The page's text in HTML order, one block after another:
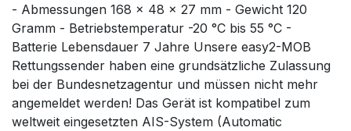
- Abmessungen 168 x 48 x 27 mm - Gewicht 120
Gramm - Betriebstemperatur -20 °C bis 55 °C -
Batterie Lebensdauer 7 Jahre Unsere easy2-MOB
Rettungssender haben eine grundsätzliche Zulassung
bei der Bundesnetzagentur und müssen nicht mehr
angemeldet werden! Das Gerät ist kompatibel zum
weltweit eingesetzten AIS-System (Automatic